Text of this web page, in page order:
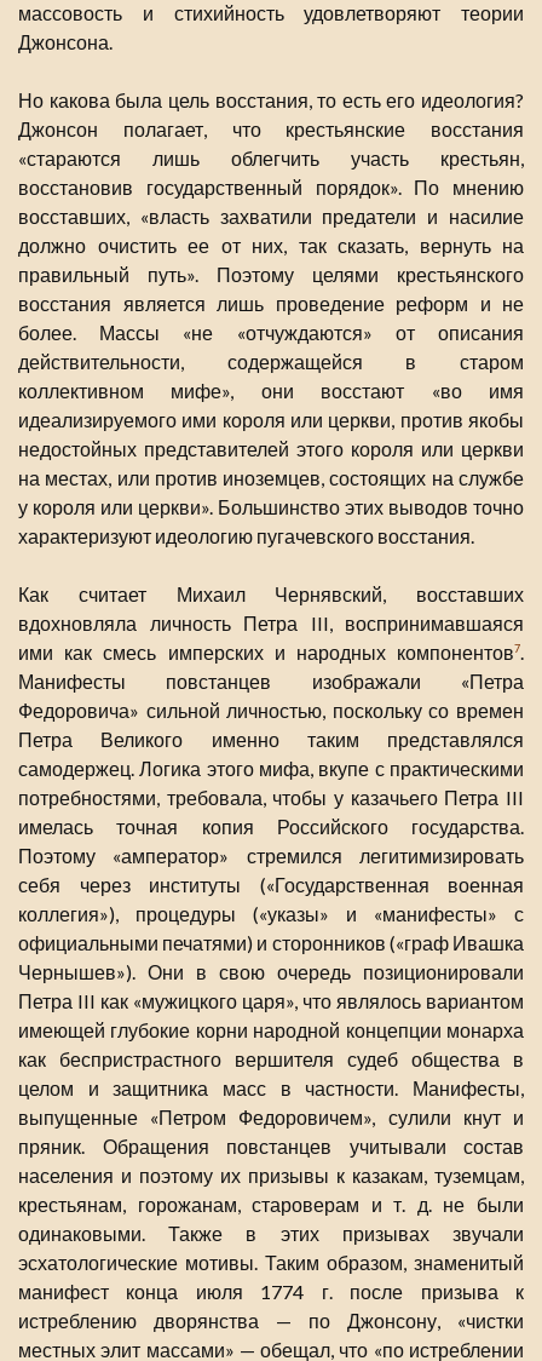
массовость и стихийность удовлетворяют теории
Джонсона.
Но какова была цель восстания, то есть его идеология?
Джонсон полагает, что крестьянские восстания
«стараются лишь облегчить участь крестьян,
восстановив государственный порядок». По мнению
восставших, «власть захватили предатели и насилие
должно очистить ее от них, так сказать, вернуть на
правильный путь». Поэтому целями крестьянского
восстания является лишь проведение реформ и не
более. Массы «не «отчуждаются» от описания
действительности, содержащейся в старом
коллективном мифе», они восстают «во имя
идеализируемого ими короля или церкви, против якобы
недостойных представителей этого короля или церкви
на местах, или против иноземцев, состоящих на службе
у короля или церкви». Большинство этих выводов точно
характеризуют идеологию пугачевского восстания.
Как считает Михаил Чернявский, восставших
вдохновляла личность Петра III, воспринимавшаяся
ими как смесь имперских и народных компонентов7.
Манифесты повстанцев изображали «Петра
Федоровича» сильной личностью, поскольку со времен
Петра Великого именно таким представлялся
самодержец. Логика этого мифа, вкупе с практическими
потребностями, требовала, чтобы у казачьего Петра III
имелась точная копия Российского государства.
Поэтому «амператор» стремился легитимизировать
себя через институты («Государственная военная
коллегия»), процедуры («указы» и «манифесты» с
официальными печатями) и сторонников («граф Ивашка
Чернышев»). Они в свою очередь позиционировали
Петра III как «мужицкого царя», что являлось вариантом
имеющей глубокие корни народной концепции монарха
как беспристрастного вершителя судеб общества в
целом и защитника масс в частности. Манифесты,
выпущенные «Петром Федоровичем», сулили кнут и
пряник. Обращения повстанцев учитывали состав
населения и поэтому их призывы к казакам, туземцам,
крестьянам, горожанам, староверам и т. д. не были
одинаковыми. Также в этих призывах звучали
эсхатологические мотивы. Таким образом, знаменитый
манифест конца июля 1774 г. после призыва к
истреблению дворянства — по Джонсону, «чистки
местных элит массами» — обещал, что «по истреблении